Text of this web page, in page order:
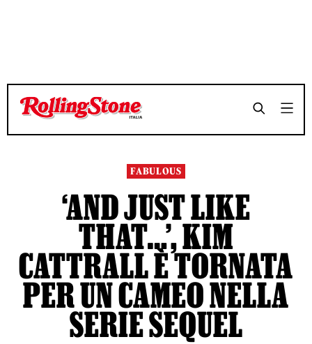
TEMPO DI LETTURA 4 MINUTI SHARE
TEMPO DI LETTURA 4 MINUTI SHARE
FABULOUS
‘AND JUST LIKE
THAT…’, KIM
CATTRALL È TORNATA
PER UN CAMEO NELLA
SERIE SEQUEL